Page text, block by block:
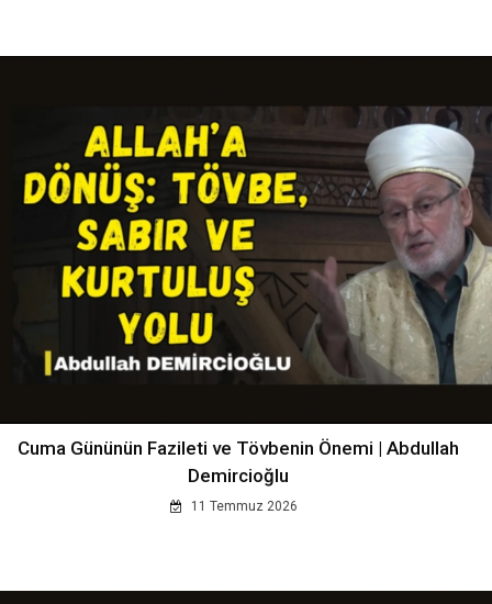
Cuma Gününün Fazileti ve Tövbenin Önemi | Abdullah
Demircioğlu
11 Temmuz 2026